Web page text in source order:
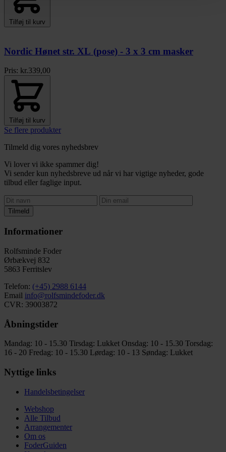
Tilføj til kurv
Nordic Hønet str. XL (pose) - 3 x 3 cm masker
Pris: kr.339,00
Tilføj til kurv
Se flere produkter
Tilmeld dig vores nyhedsbrev
Vi lover vi ikke spammer dig!
Vi sender kun nyhedsbreve ud når vi har vigtige nyheder, gode
tilbud eller faglige input.
Tilmeld
Informationer
Rolfsminde Foder
Ørbækvej 832
5863 Ferritslev
Telefon: (+45) 2988 6144
Email info@rolfsmindefoder.dk
CVR: 39003872
Åbningstider
Mandag: 10 - 15.30 Tirsdag: Lukket Onsdag: 10 - 15.30 Torsdag:
16 - 20 Fredag: 10 - 15.30 Lørdag: 10 - 13 Søndag: Lukket
Nyttige links
Handelsbetingelser
Webshop
Alle Tilbud
Arrangementer
Om os
FoderGuiden